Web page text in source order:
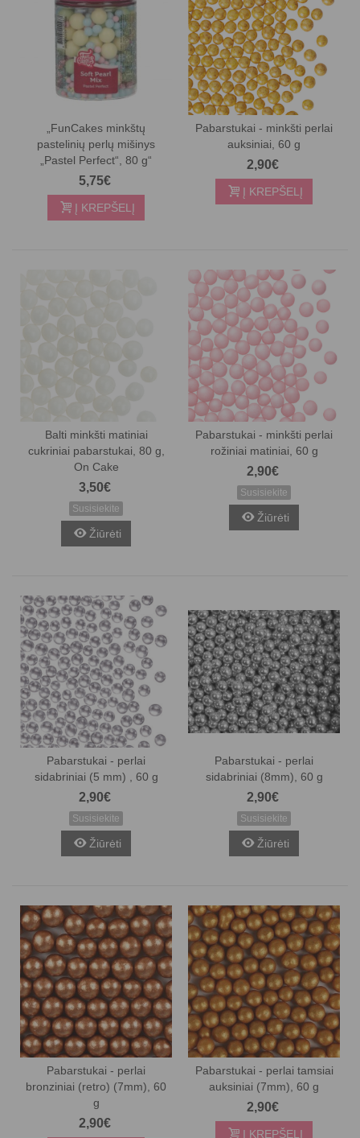
„FunCakes minkštų
pastelinių perlų mišinys
„Pastel Perfect“, 80 g“
5,75€
Į KREPŠELĮ
Pabarstukai - minkšti perlai
auksiniai, 60 g
2,90€
Į KREPŠELĮ
Balti minkšti matiniai
cukriniai pabarstukai, 80 g,
On Cake
3,50€
Susisiekite
Žiūrėti
Pabarstukai - minkšti perlai
rožiniai matiniai, 60 g
2,90€
Susisiekite
Žiūrėti
Pabarstukai - perlai
sidabriniai (5 mm) , 60 g
2,90€
Susisiekite
Žiūrėti
Pabarstukai - perlai
sidabriniai (8mm), 60 g
2,90€
Susisiekite
Žiūrėti
Pabarstukai - perlai
bronziniai (retro) (7mm), 60
g
2,90€
Pabarstukai - perlai tamsiai
auksiniai (7mm), 60 g
2,90€
Į KREPŠELĮ